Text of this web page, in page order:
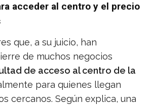
acceder al centro y el precio
que, a su juicio, han
de muchos negocios
de acceso al centro de la
para quienes llegan
cercanos. Según explica, una